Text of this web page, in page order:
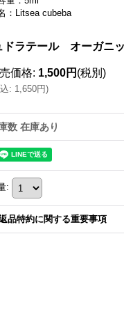
：Litsea cubeba
ドラテール オーガニ
価格: 1,500円 (税別)
: 1,650円)
数 在庫あり
:
品特約に関する重要事項